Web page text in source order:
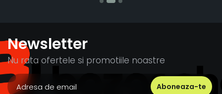
Newsletter
Nu rata ofertele si promotiile noastre